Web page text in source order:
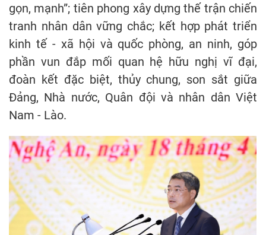
gọn, mạnh”; tiên phong xây dựng thế trận chiến
tranh nhân dân vững chắc; kết hợp phát triển
kinh tế - xã hội và quốc phòng, an ninh, góp
phần vun đắp mối quan hệ hữu nghị vĩ đại,
đoàn kết đặc biệt, thủy chung, son sắt giữa
Đảng, Nhà nước, Quân đội và nhân dân Việt
Nam - Lào.